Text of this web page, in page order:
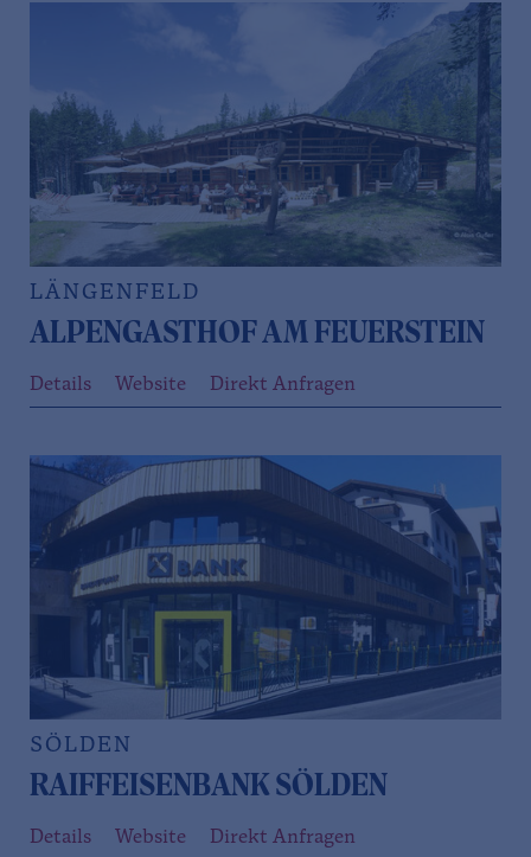
LÄNGENFELD
ALPENGASTHOF AM FEUERSTEIN
Details Website Direkt Anfragen
SÖLDEN
RAIFFEISENBANK SÖLDEN
Details Website Direkt Anfragen